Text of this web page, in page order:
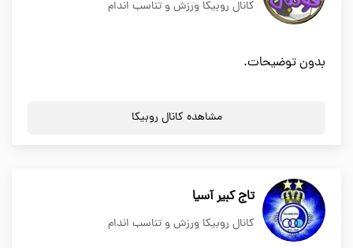
کانال روبیکا ورزش و تناسب اندام
بدون توضیحات.
مشاهده کانال روبیکا
تاج کبیر آسیا
کانال روبیکا ورزش و تناسب اندام